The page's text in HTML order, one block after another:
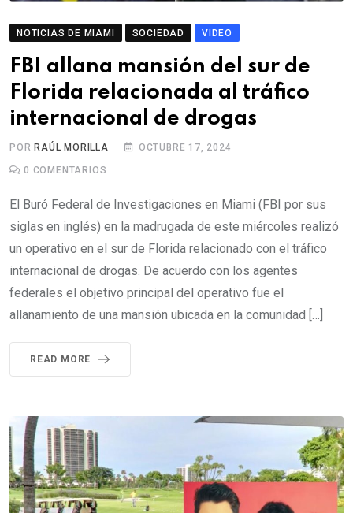
NOTICIAS DE MIAMI SOCIEDAD VIDEO
FBI allana mansión del sur de
Florida relacionada al tráfico
internacional de drogas
POR RAÚL MORILLA OCTUBRE 17, 2024
0 COMENTARIOS
El Buró Federal de Investigaciones en Miami (FBI por sus
siglas en inglés) en la madrugada de este miércoles realizó
un operativo en el sur de Florida relacionado con el tráfico
internacional de drogas. De acuerdo con los agentes
federales el objetivo principal del operativo fue el
allanamiento de una mansión ubicada en la comunidad […]
READ MORE